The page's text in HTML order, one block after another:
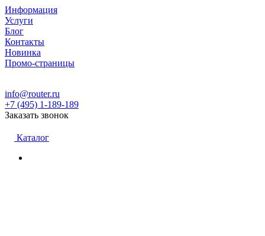
Информация
Услуги
Блог
Контакты
Новинка
Промо-страницы
info@router.ru
+7 (495) 1-189-189
Заказать звонок
Каталог